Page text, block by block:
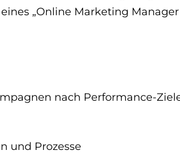
„Online Marketing Manager
nach Performance-
und Prozesse